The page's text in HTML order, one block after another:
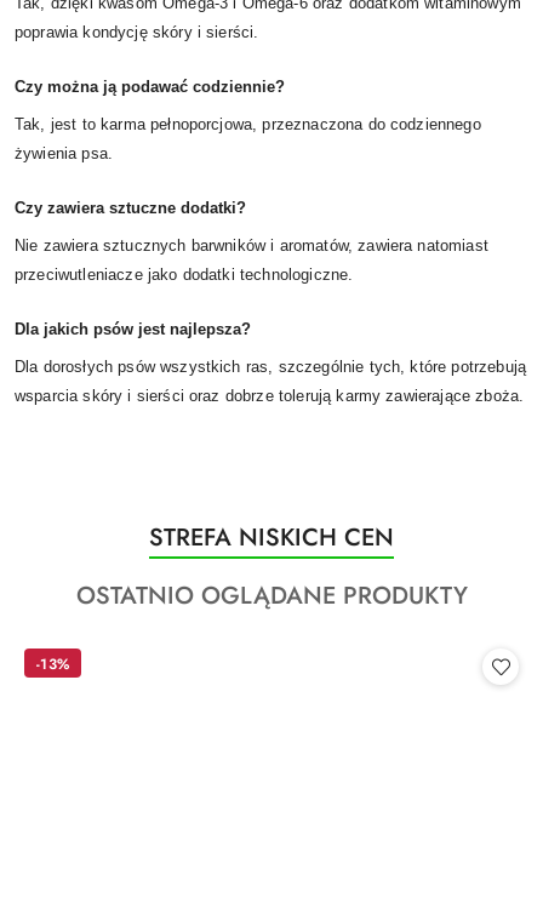
poprawia kondycję skóry i sierści.
Czy można ją podawać codziennie?
Tak, jest to karma pełnoporcjowa, przeznaczona do codziennego
żywienia psa.
Czy zawiera sztuczne dodatki?
Nie zawiera sztucznych barwników i aromatów, zawiera natomiast
przeciwutleniacze jako dodatki technologiczne.
Dla jakich psów jest najlepsza?
Dla dorosłych psów wszystkich ras, szczególnie tych, które potrzebują
wsparcia skóry i sierści oraz dobrze tolerują karmy zawierające zboża.
Pomiń karuzelę produktów
Produkty
o
statusie:
STREFA NISKICH CEN
Produkty
statusie:
OSTATNIO OGLĄDANE PRODUKTY
-13%